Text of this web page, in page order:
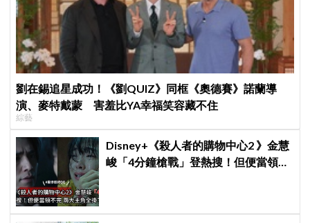
劉在錫追星成功！《劉QUIZ》同框《奧德賽》諾蘭導
演、麥特戴蒙 害羞比YA幸福笑容藏不住
綜藝
Disney+《殺人者的購物中心2 》金慧
峻「4分鐘槍戰」登熱搜！但便當領不